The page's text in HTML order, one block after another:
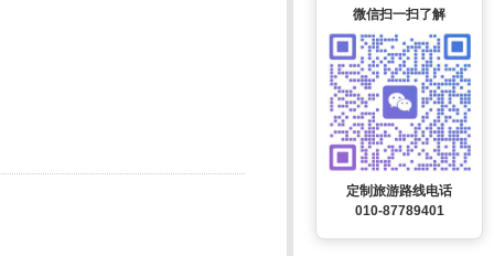
微信扫一扫了解
定制旅游路线电话
010-87789401